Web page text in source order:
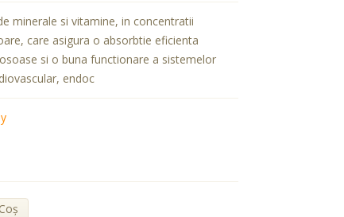
minerale si vitamine, in concentratii
care asigura o absorbtie eficienta
si o buna functionare a sistemelor
endoc